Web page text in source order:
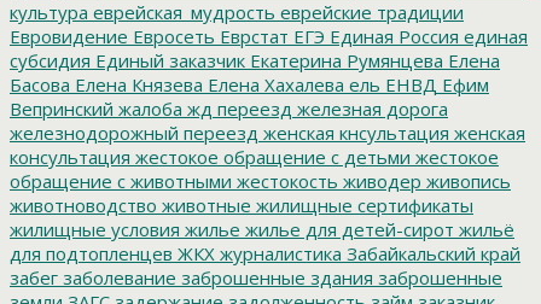
культура еврейская_мудрость еврейские традиции
Евровидение Евросеть Еврстат ЕГЭ Единая Россия единая
субсидия Единый заказчик Екатерина Румянцева Елена
Басова Елена Князева Елена Хахалева ель ЕНВД Ефим
Вепринский жалоба жд переезд железная дорога
железнодорожный переезд женская кнсультация женская
консультация жестокое обращение с детьми жестокое
обращение с животными жестокость живодер живопись
животноводство животные жилищные сертификаты
жилищные условия жилье жилье для детей-сирот жильё
для подтопленцев ЖКХ журналистика Забайкальский край
забег заболевание заброшенные здания заброшенные